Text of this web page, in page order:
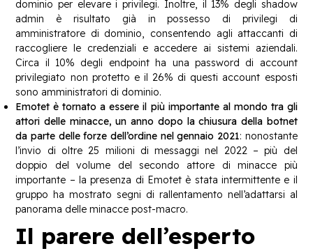
dominio per elevare i privilegi. Inoltre, il 13% degli shadow
admin è risultato già in possesso di privilegi di
amministratore di dominio, consentendo agli attaccanti di
raccogliere le credenziali e accedere ai sistemi aziendali.
Circa il 10% degli endpoint ha una password di account
privilegiato non protetto e il 26% di questi account esposti
sono amministratori di dominio.
Emotet è tornato a essere il più importante al mondo tra gli
attori delle minacce, un anno dopo la chiusura della botnet
da parte delle forze dell’ordine nel gennaio 2021: nonostante
l’invio di oltre 25 milioni di messaggi nel 2022 – più del
doppio del volume del secondo attore di minacce più
importante – la presenza di Emotet è stata intermittente e il
gruppo ha mostrato segni di rallentamento nell’adattarsi al
panorama delle minacce post-macro.
Il parere dell’esperto